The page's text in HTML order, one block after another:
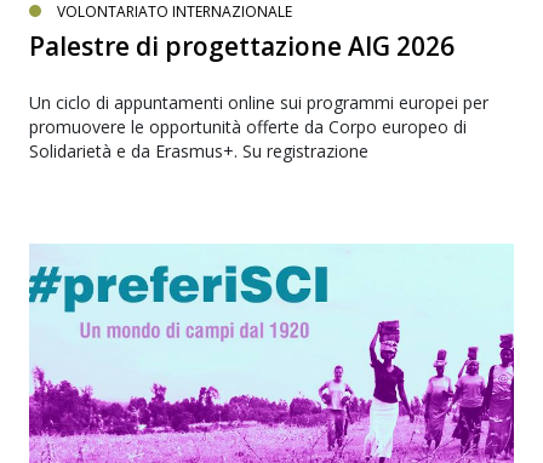
VOLONTARIATO INTERNAZIONALE
Palestre di progettazione AIG 2026
Un ciclo di appuntamenti online sui programmi europei per
promuovere le opportunità offerte da Corpo europeo di
Solidarietà e da Erasmus+. Su registrazione